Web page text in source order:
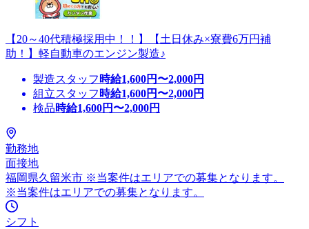
【20～40代積極採用中！！】【土日休み×寮費6万円補
助！】軽自動車のエンジン製造♪
製造スタッフ 時給1,600円〜2,000円
組立スタッフ 時給1,600円〜2,000円
検品時給1,600円〜2,000円
勤務地
面接地
福岡県久留米市 ※当案件はエリアでの募集となります。
※当案件はエリアでの募集となります。
シフト